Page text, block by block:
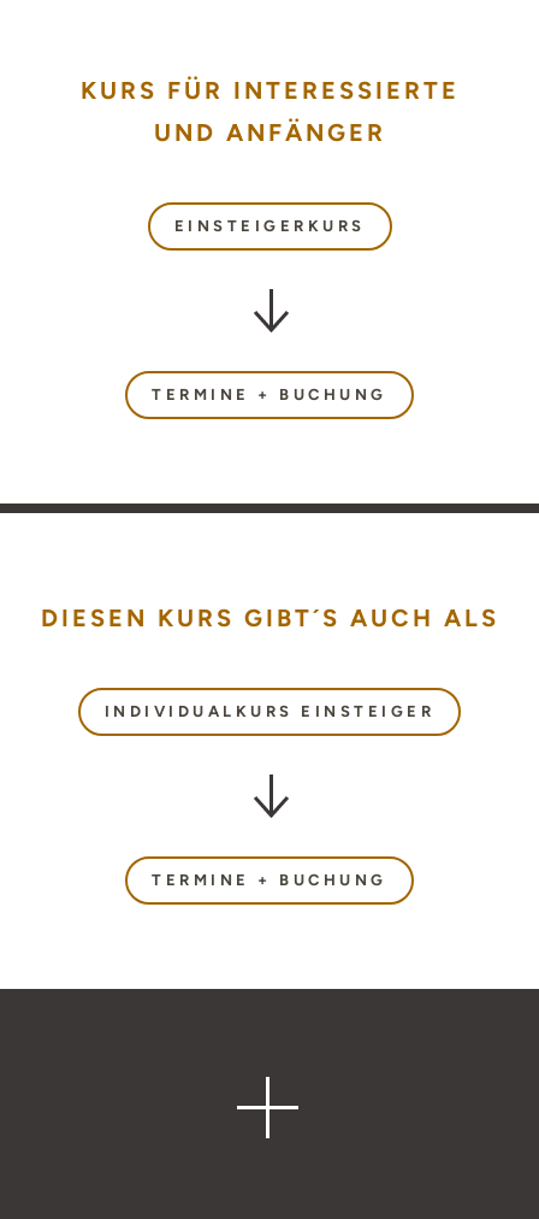
KURS FÜR INTERESSIERTE
UND ANFÄNGER
EINSTEIGERKURS
TERMINE + BUCHUNG
DIESEN KURS GIBT´S AUCH ALS
INDIVIDUALKURS EINSTEIGER
TERMINE + BUCHUNG